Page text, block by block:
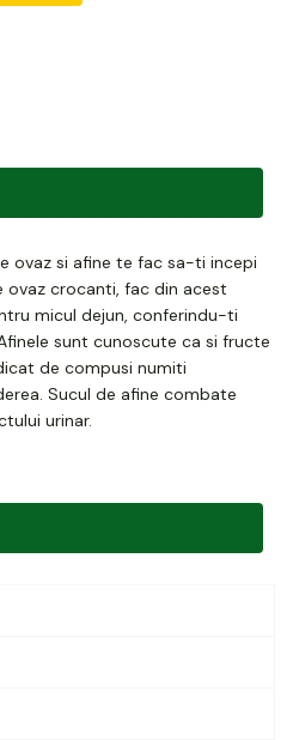
ovaz si afine te fac sa-ti incepi
ovaz crocanti, fac din acest
micul dejun, conferindu-ti
sunt cunoscute ca si fructe
de compusi numiti
Sucul de afine combate
urinar.